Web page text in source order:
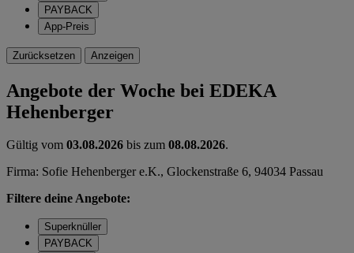
PAYBACK
App-Preis
Zurücksetzen Anzeigen
Angebote der Woche bei EDEKA
Hehenberger
Gültig vom 03.08.2026 bis zum 08.08.2026.
Firma: Sofie Hehenberger e.K., Glockenstraße 6, 94034 Passau
Filtere deine Angebote:
Superknüller
PAYBACK